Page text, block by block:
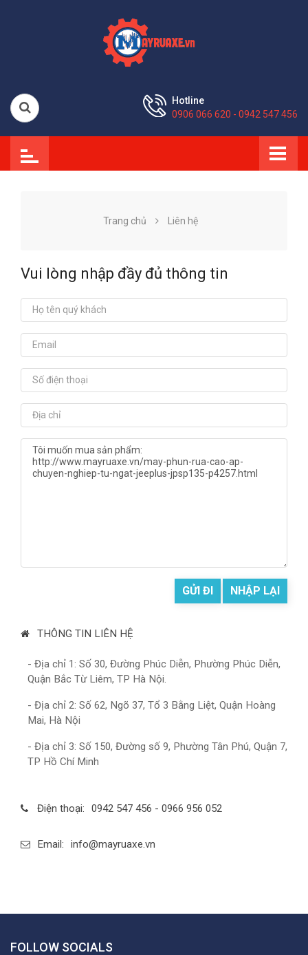
Hotline
0906 066 620 - 0942 547 456
Trang chủ Liên hệ
Vui lòng nhập đầy đủ thông tin
GỬI ĐI
THÔNG TIN LIÊN HỆ
- Địa chỉ 1: Số 30, Đường Phúc Diễn, Phường Phúc Diễn,
Quận Bắc Từ Liêm, TP Hà Nội.
- Địa chỉ 2: Số 62, Ngõ 37, Tổ 3 Bằng Liệt, Quận Hoàng
Mai, Hà Nội
- Địa chỉ 3: Số 150, Đường số 9, Phường Tân Phú, Quận 7,
TP Hồ Chí Minh
Điện thoại: 0942 547 456 - 0966 956 052
Email: info@mayruaxe.vn
FOLLOW SOCIALS